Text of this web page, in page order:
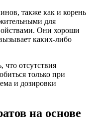
также как и корень
для
Они хороши
каких-либо
отсутствия
только при
и дозировки
на основе